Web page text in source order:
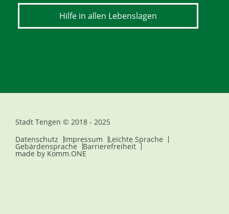
Hilfe in allen Lebenslagen
Stadt Tengen © 2018 - 2025
Datenschutz
Impressum Leichte Sprache
Gebärdensprache Barrierefreiheit
made by Komm.ONE